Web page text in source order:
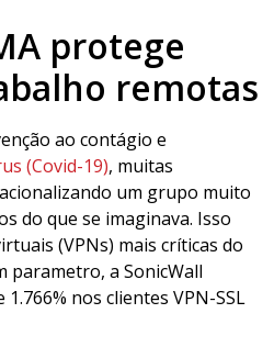
protege
remotas
ao contágio e
(Covid-19), muitas
um grupo muito
do que se imaginava. Isso
(VPNs) mais críticas do
parametro, a SonicWall
nos clientes VPN-SSL